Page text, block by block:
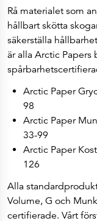
4P
Finansiella rapporter
Arctic Paper i korthet
Finansiella data
Finansiella
Ersättningar
ESEF-rapporter
Rapporter
Pressmeddelanden
Företagskalender
Prenumerera
Bolagsstyrning
Aktieinformation
Ägarstruktur
Aktieägare och
Kontakter
Huvudkontor
Investor Relations
Rå materialet som
hållbart skötta
säkerställa
är alla Arctic Papers
Arctic Paper
98
Arctic Paper
33-99
Arctic Paper
126
Alla
Volume, G och
certifierade. Vårt